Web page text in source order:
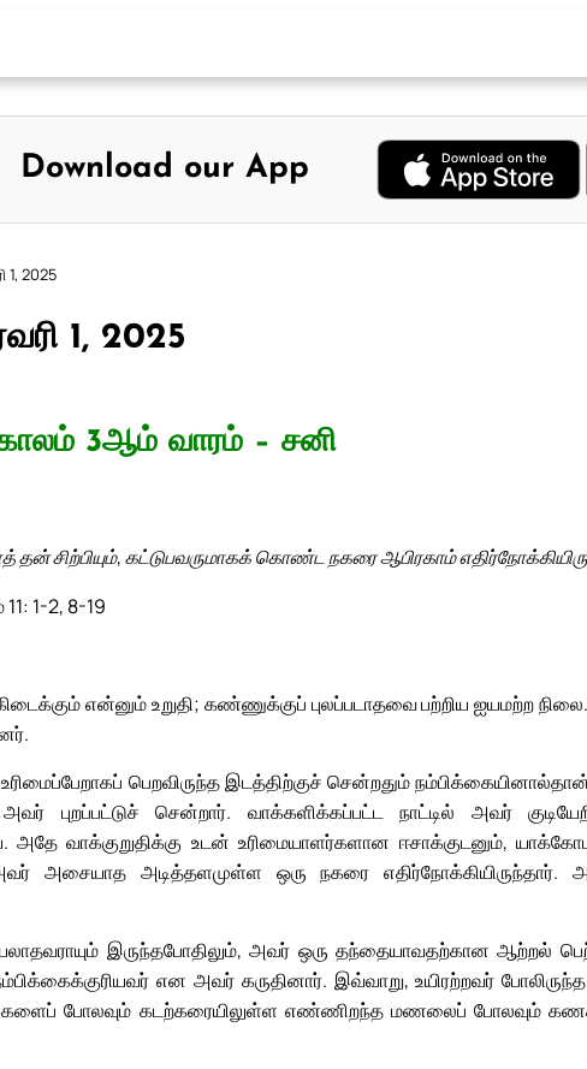
Download our App
1, 2025
1, 2025
3ஆம் வாரம் – சனி
தன் சிற்பியும், கட்டுபவருமாகக் கொண்ட நகரை ஆபிரகாம்
11: 1-2, 8-19
என்னும் உறுதி; கண்ணுக்குப் புலப்படாதவை பற்றிய ஐயமற்ற
பெறவிருந்த இடத்திற்குச் சென்றதும்
புறப்பட்டுச் சென்றார். வாக்களிக்கப்பட்ட நாட்டில் அவர்
வாக்குறுதிக்கு உடன் உரிமையாளர்களான ஈசாக்குடனும்,
அசையாத அடித்தளமுள்ள ஒரு நகரை எதிர்நோக்கியிருந்தார்.
இருந்தபோதிலும், அவர் ஒரு தந்தையாவதற்கான ஆற்றல்
என அவர் கருதினார். இவ்வாறு, உயிரற்றவர்
போலவும் கடற்கரையிலுள்ள எண்ணிறந்த மணலைப் போலவும்